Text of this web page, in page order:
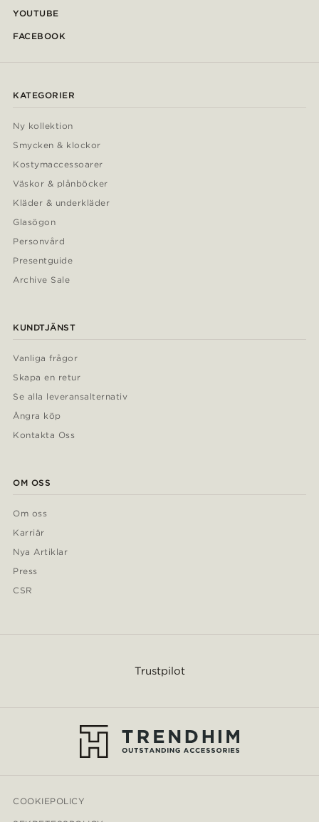
YOUTUBE
FACEBOOK
KATEGORIER
Ny kollektion
Smycken & klockor
Kostymaccessoarer
Väskor & plånböcker
Kläder & underkläder
Glasögon
Personvård
Presentguide
Archive Sale
KUNDTJÄNST
Vanliga frågor
Skapa en retur
Se alla leveransalternativ
Ångra köp
Kontakta Oss
OM OSS
Om oss
Karriär
Nya Artiklar
Press
CSR
Trustpilot
COOKIEPOLICY